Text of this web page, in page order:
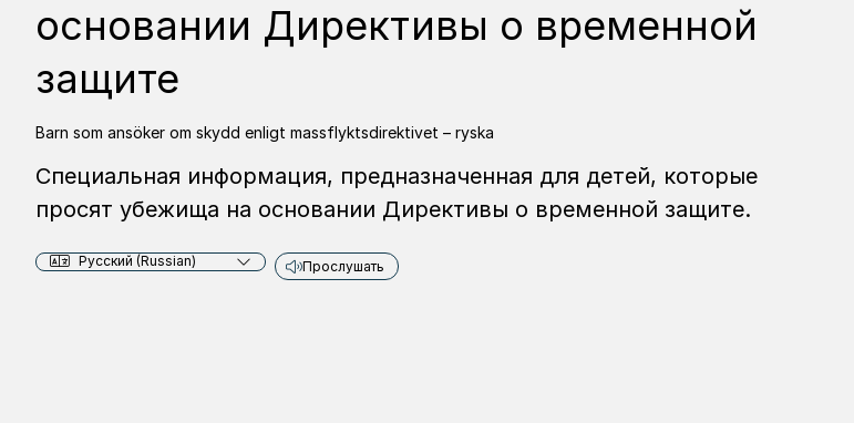
основании Директивы о временной
защите
Barn som ansöker om skydd enligt massflyktsdirektivet – ryska
Специальная информация, предназначенная для детей, которые
просят убежища на основании Директивы о временной защите.
Русский (Russian) Прослушать